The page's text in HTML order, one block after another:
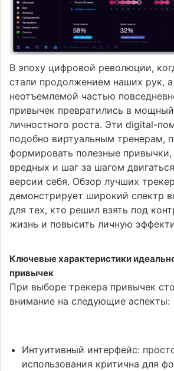
В эпоху цифровой революции,
стали продолжением наших рук,
неотъемлемой частью
привычек превратились в
личностного роста. Эти digital-
подобно виртуальным тренерам,
формировать полезные привычки,
вредных и шаг за шагом
версии себя. Обзор лучших
демонстрирует широкий спектр
для тех, кто решил взять под
жизнь и повысить личную
Ключевые характеристики
привычек
При выборе трекера привычек
внимание на следующие аспекты:
Интуитивный интерфейс:
использования критична для